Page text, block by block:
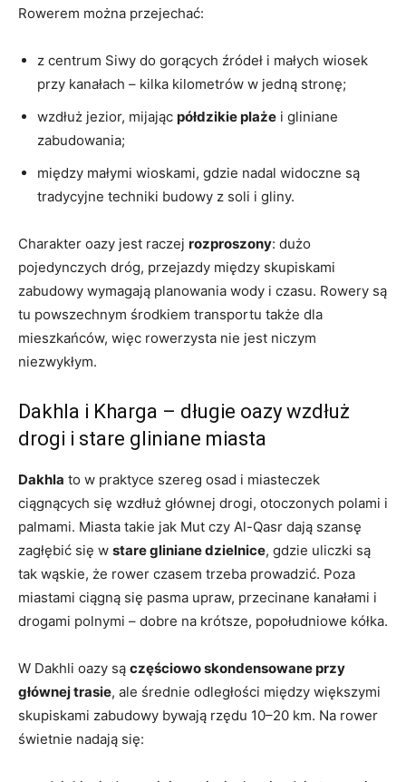
Rowerem można przejechać:
z centrum Siwy do gorących źródeł i małych wiosek
przy kanałach – kilka kilometrów w jedną stronę;
wzdłuż jezior, mijając półdzikie plaże i gliniane
zabudowania;
między małymi wioskami, gdzie nadal widoczne są
tradycyjne techniki budowy z soli i gliny.
Charakter oazy jest raczej rozproszony: dużo
pojedynczych dróg, przejazdy między skupiskami
zabudowy wymagają planowania wody i czasu. Rowery są
tu powszechnym środkiem transportu także dla
mieszkańców, więc rowerzysta nie jest niczym
niezwykłym.
Dakhla i Kharga – długie oazy wzdłuż
drogi i stare gliniane miasta
Dakhla to w praktyce szereg osad i miasteczek
ciągnących się wzdłuż głównej drogi, otoczonych polami i
palmami. Miasta takie jak Mut czy Al-Qasr dają szansę
zagłębić się w stare gliniane dzielnice, gdzie uliczki są
tak wąskie, że rower czasem trzeba prowadzić. Poza
miastami ciągną się pasma upraw, przecinane kanałami i
drogami polnymi – dobre na krótsze, popołudniowe kółka.
W Dakhli oazy są częściowo skondensowane przy
głównej trasie, ale średnie odległości między większymi
skupiskami zabudowy bywają rzędu 10–20 km. Na rower
świetnie nadają się: